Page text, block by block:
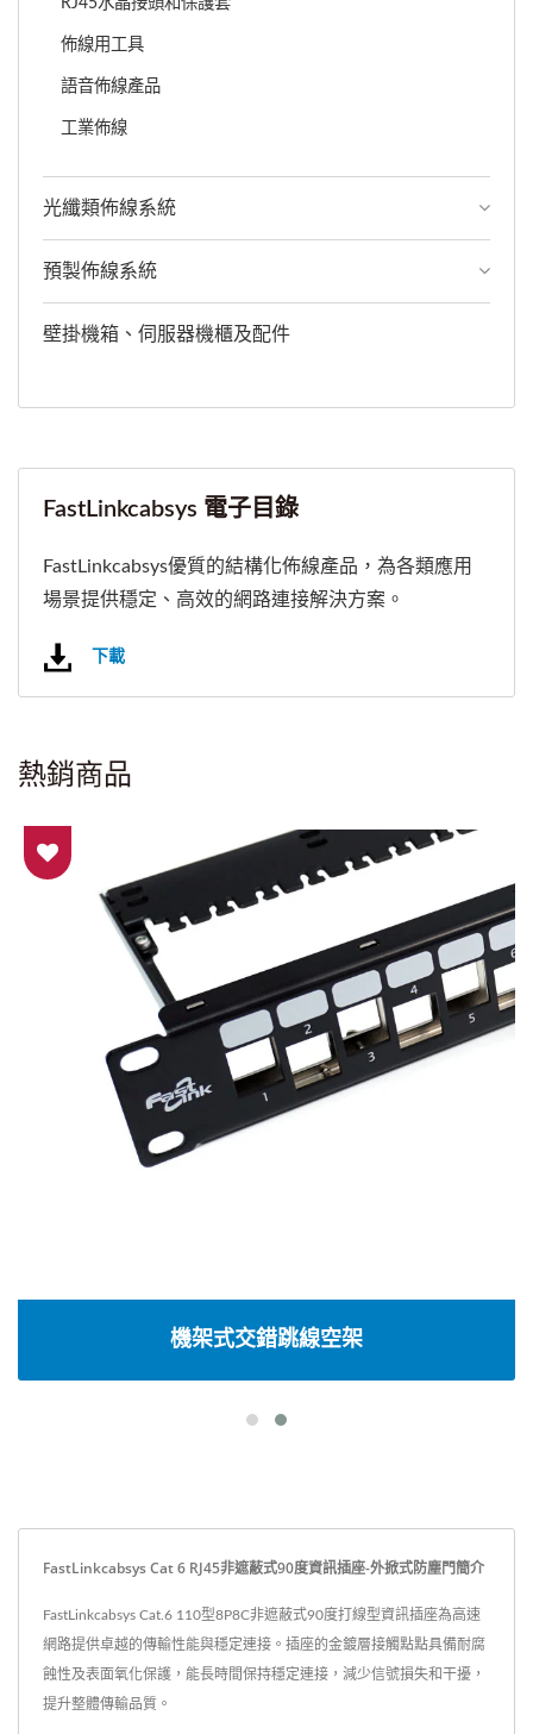
佈線用工具
語音佈線產品
工業佈線
光纖類佈線系統
預製佈線系統
壁掛機箱、伺服器機櫃及配件
FastLinkcabsys 電子目錄
FastLinkcabsys優質的結構化佈線產品，為各類應用
場景提供穩定、高效的網路連接解決方案。
下載
熱銷商品
機架式交錯跳線空架
FastLinkcabsys Cat 6 RJ45非遮蔽式90度資訊插座-外掀式防塵門簡介
FastLinkcabsys Cat.6 110型8P8C非遮蔽式90度打線型資訊插座為高速
網路提供卓越的傳輸性能與穩定連接。插座的金鍍層接觸點點具備耐腐
蝕性及表面氧化保護，能長時間保持穩定連接，減少信號損失和干擾，
提升整體傳輸品質。